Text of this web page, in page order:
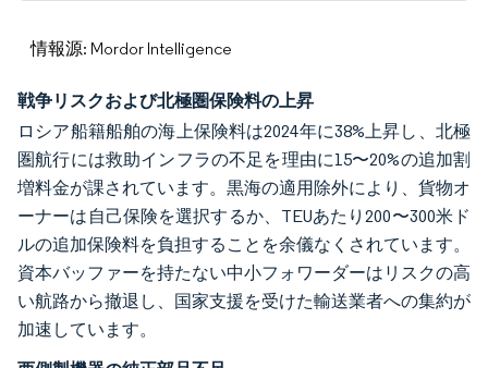
情報源: Mordor Intelligence
戦争リスクおよび北極圏保険料の上昇
ロシア船籍船舶の海上保険料は2024年に38%上昇し、北極
圏航行には救助インフラの不足を理由に15〜20%の追加割
増料金が課されています。黒海の適用除外により、貨物オ
ーナーは自己保険を選択するか、TEUあたり200〜300米ド
ルの追加保険料を負担することを余儀なくされています。
資本バッファーを持たない中小フォワーダーはリスクの高
い航路から撤退し、国家支援を受けた輸送業者への集約が
加速しています。